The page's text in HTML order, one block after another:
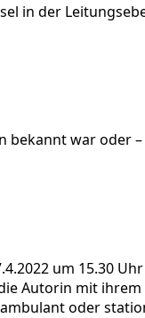
in der
bekannt war oder
um 15.30
Autorin mit
oder